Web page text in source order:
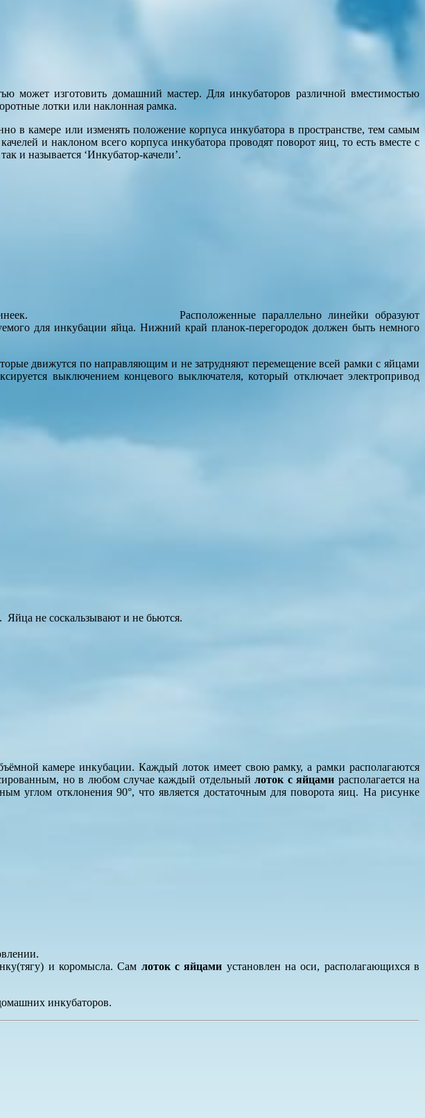
может изготовить домашний мастер. Для инкубаторов различной вместимостью
лотки или наклонная рамка.
в камере или изменять положение корпуса инкубатора в пространстве, тем самым
и наклоном всего корпуса инкубатора проводят поворот яиц, то есть вместе с
и называется ‘Инкубатор-качели’.
Расположенные параллельно линейки образуют
для инкубации яйца. Нижний край планок-перегородок должен быть немного
движутся по направляющим и не затрудняют перемещение всей рамки с яйцами
выключением концевого выключателя, который отключает электропривод
Яйца не соскальзывают и не бьются.
камере инкубации. Каждый лоток имеет свою рамку, а рамки располагаются
но в любом случае каждый отдельныйлоток с яйцами располагается на
углом отклонения 90°, что является достаточным для поворота яиц. На рисунке
и коромысла. Сам лоток с яйцами установлен на оси, располагающихся в
инкубаторов.